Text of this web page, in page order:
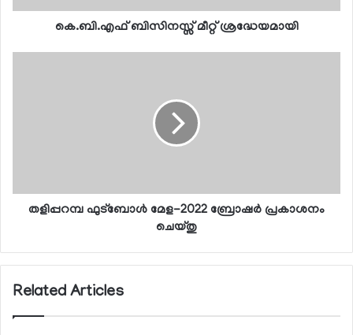
കെ.ബി.എഫ് ബിസിനസ്സ് മീറ്റ് ശ്രദ്ധേയമായി
തളിപ്പറമ്പ ഫുട്‍ബോൾ മേള-2022 ബ്രോഷർ പ്രകാശനം
ചെയ്തു
Related Articles